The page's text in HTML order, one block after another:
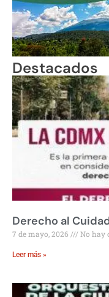
Destacados
Derecho al
7 de mayo, 2026 No hay
Leer más »